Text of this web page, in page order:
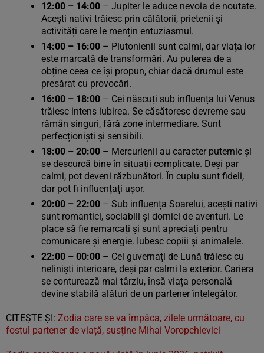
12:00 – 14:00 – Jupiter le aduce nevoia de noutate.
Acești nativi trăiesc prin călătorii, prietenii și
activități care le mențin entuziasmul.
14:00 – 16:00 – Plutonienii sunt calmi, dar viața lor
este marcată de transformări. Au puterea de a
obține ceea ce își propun, chiar dacă drumul este
presărat cu provocări.
16:00 – 18:00 – Cei născuți sub influența lui Venus
trăiesc intens iubirea. Se căsătoresc devreme sau
rămân singuri, fără zone intermediare. Sunt
perfecționiști și sensibili.
18:00 – 20:00 – Mercurienii au caracter puternic și
se descurcă bine în situații complicate. Deși par
calmi, pot deveni răzbunători. În cuplu sunt fideli,
dar pot fi influențați ușor.
20:00 – 22:00 – Sub influența Soarelui, acești nativi
sunt romantici, sociabili și dornici de aventuri. Le
place să fie remarcați și sunt apreciați pentru
comunicare și energie. Iubesc copiii și animalele.
22:00 – 00:00 – Cei guvernați de Lună trăiesc cu
neliniști interioare, deși par calmi la exterior. Cariera
se conturează mai târziu, însă viața personală
devine stabilă alături de un partener înțelegător.
CITEŞTE ŞI: Zodia care se va împăca, zilele următoare, cu
fostul partener de viață, susține Mihai Voropchievici